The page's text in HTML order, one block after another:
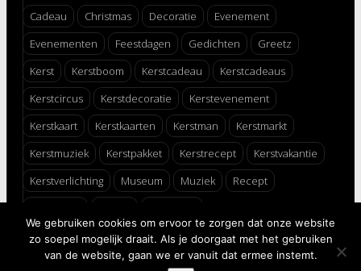
Cadeau Christmas Decoratie
Evenement
Evenementen
Feestdagen Gedichten
Greetz
Kerst
Kerstboom Kerstcadeau
Kerstcadeaus
Kerstcircus
Kerstdecoratie
Kerstevenement
Kerstkaart
Kerstkaarten Kerstman
Kerstmarkt
Kerstmuziek
Kerstpakket Kerstrecept
Kerstvakantie
Kerstverlichting
Museum Muziek
Recept
↑
We gebruiken cookies om ervoor te zorgen dat onze website
zo soepel mogelijk draait. Als je doorgaat met het gebruiken
van de website, gaan we er vanuit dat ermee instemt.